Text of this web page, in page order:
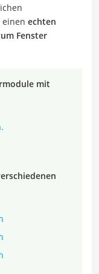
einen echten
Fenster
mit